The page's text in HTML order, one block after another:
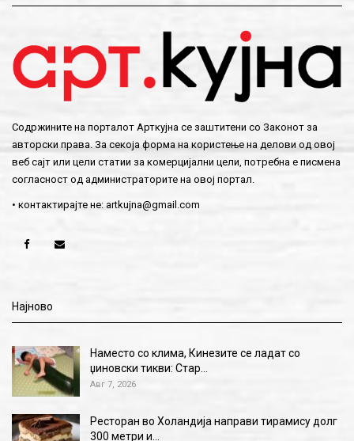
Содржините на порталот Арткујна се заштитени со Законот за
авторски права. За секоја форма на користење на делови од овој
веб сајт или цели статии за комерцијални цели, потребна е писмена
согласност од администраторите на овој портал.
• контактирајте не: artkujna@gmail.com
Најново
Наместо со клима, Кинезите се ладат со
џиновски тикви: Стар…
Авг 7, 2026
Ресторан во Холандија направи тирамису долг
300 метри и…